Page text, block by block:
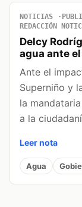
NOTICIAS
REDACCIÓN
Delcy
agua ante
Ante el
Superniño y
la
a la
Leer nota
Agua